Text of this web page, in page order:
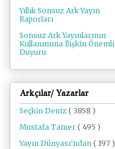
Yıllık Sonsuz Ark Yayın
Raporları
Sonsuz Ark Yayınlarının
Kullanımına İlişkin Önemli
Duyuru
Arkçılar/ Yazarlar
Seçkin Deniz ( 3858 )
Mustafa Tamer ( 495 )
Yayın Dünyası'ndan ( 197 )